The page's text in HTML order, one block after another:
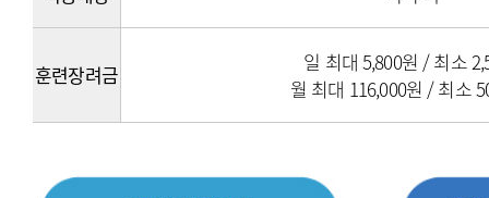
훈련장려금
일 최대 5,800원 / 최소
월 최대 116,000원 / 최소